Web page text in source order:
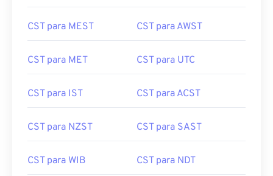
CST para MEST CST para AWST
CST para MET CST para UTC
CST para IST CST para ACST
CST para NZST CST para SAST
CST para WIB CST para NDT